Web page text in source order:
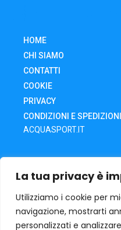
La tua privacy è
Utilizziamo i cookie per
navigazione, mostrarti
personalizzati e
HOME
CHI SIAMO
CONTATTI
COOKIE
PRIVACY
CONDIZIONI E SPEDIZIONI
ACQUASPORT.IT
CARRELLO
IL MIO ACCOUNT
RECESSO DA UN